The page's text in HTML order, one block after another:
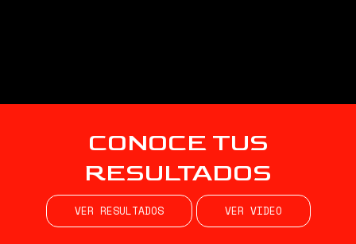
CONOCE TUS
RESULTADOS
VER RESULTADOS VER VIDEO